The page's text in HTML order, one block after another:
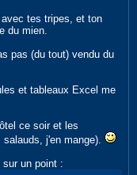
tes tripes, et ton
du mien.
pas (du tout) vendu du
et tableaux Excel me
ce soir et les
j'en mange).
un point :